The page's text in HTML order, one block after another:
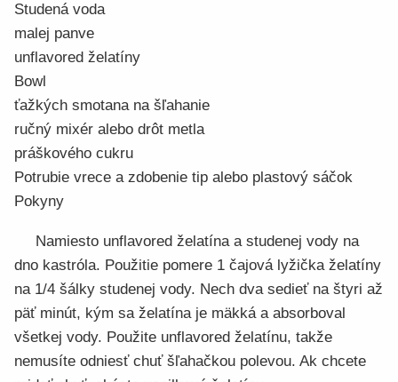
Studená voda
malej panve
unflavored želatíny
Bowl
ťažkých smotana na šľahanie
ručný mixér alebo drôt metla
práškového cukru
Potrubie vrece a zdobenie tip alebo plastový sáčok
Pokyny
Namiesto unflavored želatína a studenej vody na
dno kastróla. Použitie pomere 1 čajová lyžička želatíny
na 1/4 šálky studenej vody. Nech dva sedieť na štyri až
päť minút, kým sa želatína je mäkká a absorboval
všetkej vody. Použite unflavored želatínu, takže
nemusíte odniesť chuť šľahačkou polevou. Ak chcete